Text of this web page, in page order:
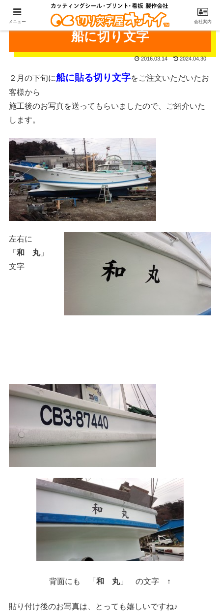
船に切り文字
2016.03.14 2024.04.30
２月の下旬に船に貼る切り文字をご注文いただいたお
客様から
施工後のお写真を送ってもらいましたので、ご紹介いた
します。
左右に
「和 丸」
文字
背面にも 「 和 丸」 の文字 ↑
貼り付け後のお写真は、とっても嬉しいですね♪
メニュー 会社案内